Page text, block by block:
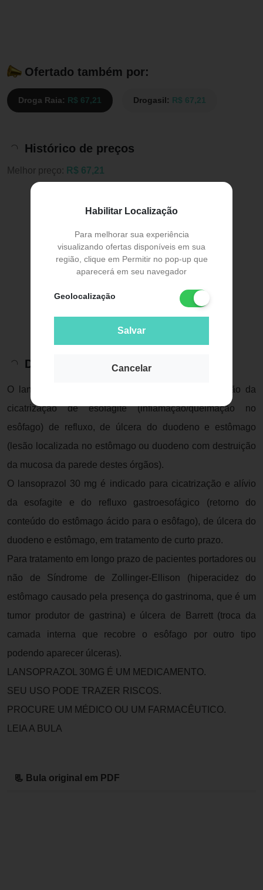
Habilitar Localização
Para melhorar sua experiência
visualizando ofertas disponíveis em sua
região, clique em Permitir no pop-up que
aparecerá em seu navegador
Geolocalização
Salvar
Cancelar
Ofertado também por:
Droga Raia: R$ 67,21 Drogasil: R$ 67,21
Histórico de preços
Melhor preço: R$ 67,21
Descrição do Produto
O lansoprazol 30 mg é indicado para a manutenção da
cicatrização de esofagite (inflamação/queimação no
esôfago) de refluxo, de úlcera do duodeno e estômago
(lesão localizada no estômago ou duodeno com destruição
da mucosa da parede destes órgãos).
O lansoprazol 30 mg é indicado para cicatrização e alívio
da esofagite e do refluxo gastroesofágico (retorno do
conteúdo do estômago ácido para o esôfago), de úlcera do
duodeno e estômago, em tratamento de curto prazo.
Para tratamento em longo prazo de pacientes portadores ou
não de Síndrome de Zollinger-Ellison (hiperacidez do
estômago causado pela presença do gastrinoma, que é um
tumor produtor de gastrina) e úlcera de Barrett (troca da
camada interna que recobre o esôfago por outro tipo
podendo aparecer úlceras).
LANSOPRAZOL 30MG É UM MEDICAMENTO.
SEU USO PODE TRAZER RISCOS.
PROCURE UM MÉDICO OU UM FARMACÊUTICO.
LEIA A BULA
📃 Bula original em PDF